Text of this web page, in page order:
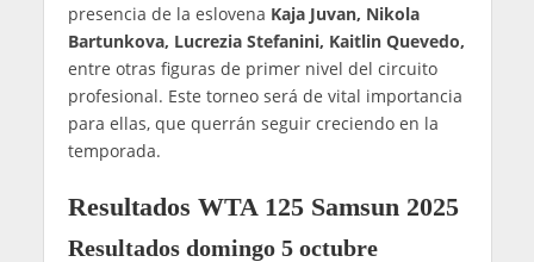
presencia de la eslovena Kaja Juvan, Nikola
Bartunkova, Lucrezia Stefanini, Kaitlin Quevedo,
entre otras figuras de primer nivel del circuito
profesional. Este torneo será de vital importancia
para ellas, que querrán seguir creciendo en la
temporada.
Resultados WTA 125 Samsun 2025
Resultados domingo 5 octubre